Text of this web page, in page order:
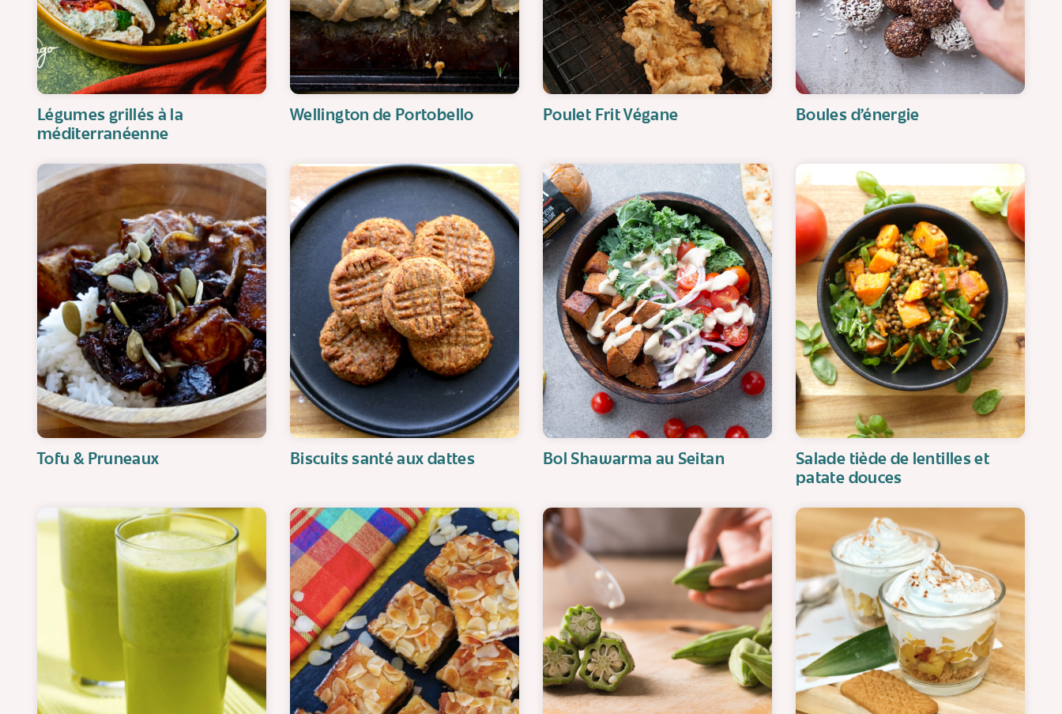
Légumes grillés à la
méditerranéenne
Wellington de Portobello Poulet Frit Végane Boules d’énergie
Tofu & Pruneaux Biscuits santé aux dattes Bol Shawarma au Seitan
Salade tiède de lentilles et
patate douces